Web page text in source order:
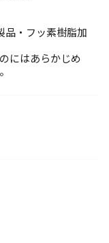
品・フッ素樹脂加
にはあらかじめ